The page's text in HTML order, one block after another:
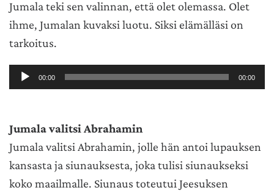
Jumala teki sen valinnan, että olet olemassa. Olet
ihme, Jumalan kuvaksi luotu. Siksi elämälläsi on
tarkoitus.
Äänitoistin00:00 00:00
Jumala valitsi Abrahamin
Jumala valitsi Abrahamin, jolle hän antoi lupauksen
kansasta ja siunauksesta, joka tulisi siunaukseksi
koko maailmalle. Siunaus toteutui Jeesuksen